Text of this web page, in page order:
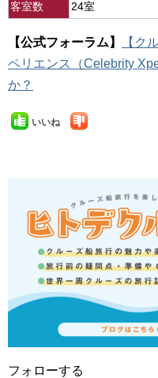
客室数
24室
【公式フォーラム】
【ク
ペリエンス（Celebrity
か？
いいね
フォローする